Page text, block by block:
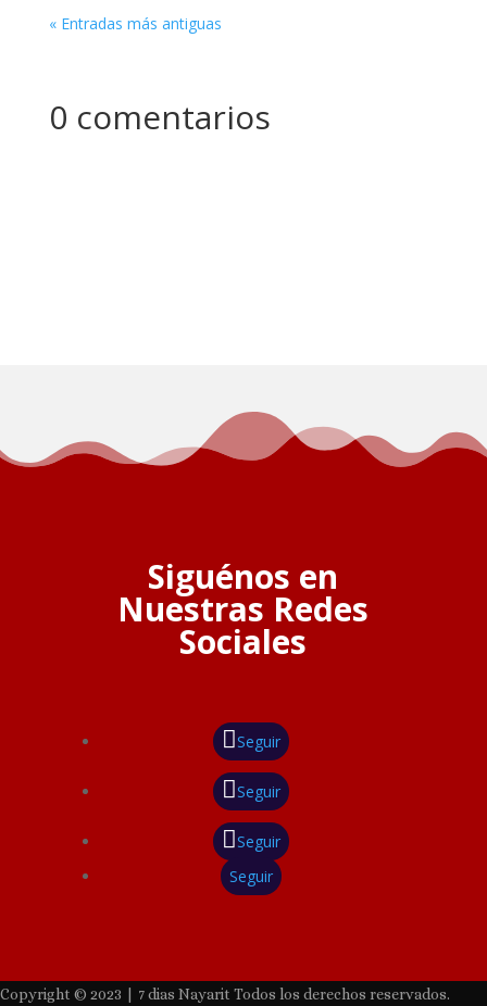
« Entradas más antiguas
0 comentarios
Siguénos en
Nuestras Redes
Sociales
Seguir
Seguir
Seguir
Seguir
Copyright © 2023 | 7 dias Nayarit Todos los derechos reservados.